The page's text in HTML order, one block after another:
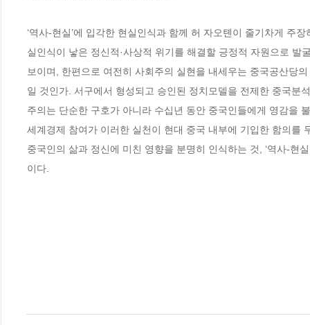
‘역사-현실’에 입각한 현실인식과 함께 허 자오톈이 줄기차게 주
실인식이 낳은 정신적·사상적 위기를 해결할 긍정적 자원으로
보이며, 한편으로 여전히 사회주의 실현을 내세우는 중국공산당
일 것인가. 서구에서 형성되고 승인된 정치모델을 전제한 중국분
주의는 단순한 구호가 아니라 수십년 동안 중국인들에게 영감을
세계경제 참여가 이러한 실천이 현대 중국 내부에 기입한 함의를
중국인의 삶과 정신에 미친 영향을 분명히 인식하는 것, ‘역사-현
이다.